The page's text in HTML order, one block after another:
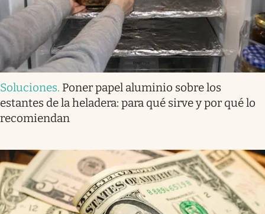
Soluciones. Poner papel aluminio sobre los
estantes de la heladera: para qué sirve y por qué lo
recomiendan